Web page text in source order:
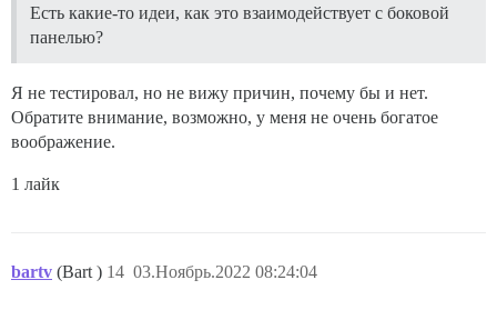
Есть какие-то идеи, как это взаимодействует с боковой
панелью?
Я не тестировал, но не вижу причин, почему бы и нет.
Обратите внимание, возможно, у меня не очень богатое
воображение.
1 лайк
bartv (Bart ) 03.Ноябрь.2022 08:24:04
14